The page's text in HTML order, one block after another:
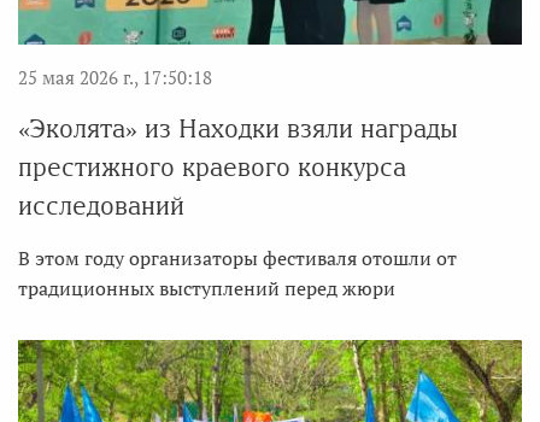
25 мая 2026 г., 17:50:18
«Эколята» из Находки взяли награды
престижного краевого конкурса
исследований
В этом году организаторы фестиваля отошли от
традиционных выступлений перед жюри